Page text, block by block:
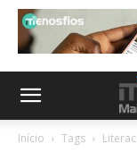
Início Tags